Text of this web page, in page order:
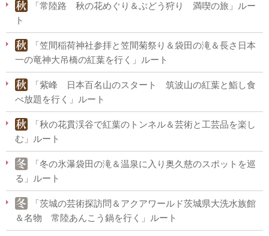
「常陸路 秋の花めぐり＆ぶどう狩り 満喫の旅」ルー
ト
「笠間稲荷神社参拝と笠間菊祭り＆袋田の滝＆長さ日本
一の竜神大吊橋の紅葉を行く」ルート
「紫峰 日本百名山のスタート 筑波山の紅葉と鮨し食
べ放題を行く」ルート
「秋の花貫渓谷で紅葉のトンネル＆芸術と工芸品を楽し
む」ルート
「冬の氷瀑袋田の滝＆温泉に入り奥久慈のスポットを巡
る」ルート
「茨城の芸術探訪問＆アクアワールド茨城県大洗水族館
＆名物 常陸あんこう鍋を行く」ルート